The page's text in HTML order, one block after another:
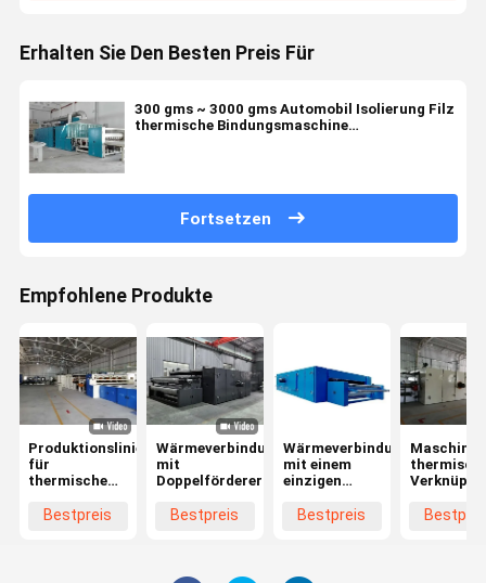
Erhalten Sie Den Besten Preis Für
300 gms ~ 3000 gms Automobil Isolierung Filz
thermische Bindungsmaschine
Fortsetzen
Empfohlene Produkte
Produktionslinie
für
thermische
Vliesstoffen
Bestpreis
Wärmeverbindungsofen
mit
Doppelförderer
Bestpreis
Wärmeverbindungsofen
mit einem
einzigen
Bestpreis
Maschine